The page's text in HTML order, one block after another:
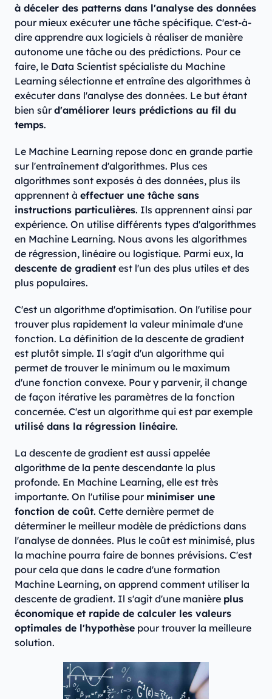
à déceler des patterns dans l'analyse des données
pour mieux exécuter une tâche spécifique. C'est-à-
dire apprendre aux logiciels à réaliser de manière
autonome une tâche ou des prédictions. Pour ce
faire, le Data Scientist spécialiste du Machine
Learning sélectionne et entraîne des algorithmes à
exécuter dans l'analyse des données. Le but étant
bien sûrd'améliorer leurs prédictions au fil du
temps.
Le Machine Learning repose donc en grande partie
sur l'entraînement d'algorithmes. Plus ces
algorithmes sont exposés à des données, plus ils
apprennent à effectuer une tâche sans
instructions particulières. Ils apprennent ainsi par
expérience. On utilise différents types d'algorithmes
en Machine Learning. Nous avons les algorithmes
de régression, linéaire ou logistique. Parmi eux, la
descente de gradient est l'un des plus utiles et des
plus populaires.
C'est un algorithme d'optimisation. On l'utilise pour
trouver plus rapidement la valeur minimale d'une
fonction. La définition de la descente de gradient
est plutôt simple. Il s'agit d'un algorithme qui
permet de trouver le minimum ou le maximum
d'une fonction convexe. Pour y parvenir, il change
de façon itérative les paramètres de la fonction
concernée. C'est un algorithme qui est par exemple
utilisé dans la régression linéaire.
La descente de gradient est aussi appelée
algorithme de la pente descendante la plus
profonde. En Machine Learning, elle est très
importante. On l'utilise pour minimiser une
fonction de coût. Cette dernière permet de
déterminer le meilleur modèle de prédictions dans
l'analyse de données. Plus le coût est minimisé, plus
la machine pourra faire de bonnes prévisions. C'est
pour cela que dans le cadre d'une formation
Machine Learning, on apprend comment utiliser la
descente de gradient. Il s'agit d'une manière plus
économique et rapide de calculer les valeurs
optimales de l'hypothèse pour trouver la meilleure
solution.